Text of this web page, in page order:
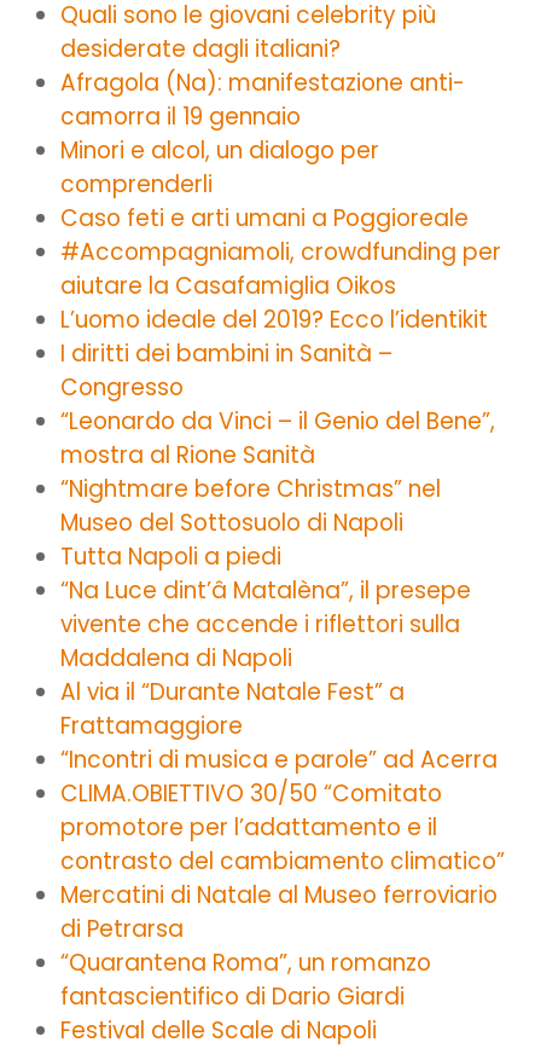
Quali sono le giovani celebrity più
desiderate dagli italiani?
Afragola (Na): manifestazione anti-
camorra il 19 gennaio
Minori e alcol, un dialogo per
comprenderli
Caso feti e arti umani a Poggioreale
#Accompagniamoli, crowdfunding per
aiutare la Casafamiglia Oikos
L’uomo ideale del 2019? Ecco l’identikit
I diritti dei bambini in Sanità –
Congresso
“Leonardo da Vinci – il Genio del Bene”,
mostra al Rione Sanità
“Nightmare before Christmas” nel
Museo del Sottosuolo di Napoli
Tutta Napoli a piedi
“Na Luce dint’â Matalèna”, il presepe
vivente che accende i riflettori sulla
Maddalena di Napoli
Al via il “Durante Natale Fest” a
Frattamaggiore
“Incontri di musica e parole” ad Acerra
CLIMA.OBIETTIVO 30/50 “Comitato
promotore per l’adattamento e il
contrasto del cambiamento climatico”
Mercatini di Natale al Museo ferroviario
di Petrarsa
“Quarantena Roma”, un romanzo
fantascientifico di Dario Giardi
Festival delle Scale di Napoli